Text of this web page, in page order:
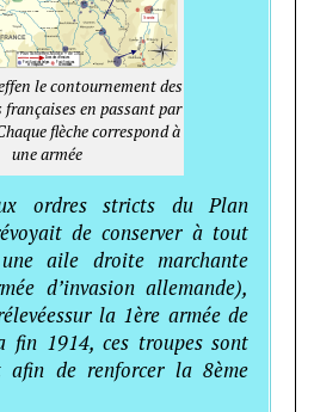
le contournement des
en passant par
flèche correspond à
une armée
ordres stricts du Plan
de conserver à tout
aile droite marchante
d’invasion allemande),
sur la 1ère armée de
fin 1914, ces troupes sont
afin de renforcer la 8ème